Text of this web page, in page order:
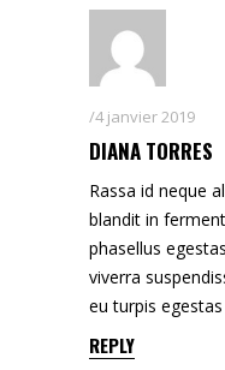
4 janvier 2019
DIANA TORRES
Rassa id neque
blandit in
phasellus
viverra
eu turpis
REPLY